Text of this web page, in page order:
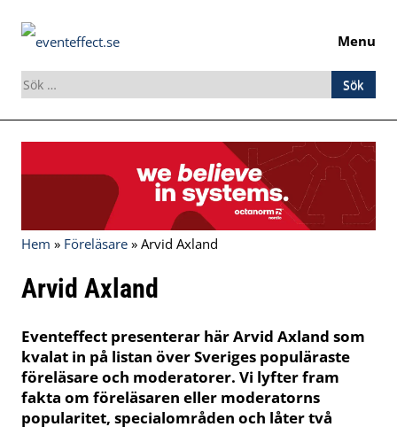
Menu
Sök
efter:
Hem » Föreläsare » Arvid Axland
Arvid Axland
Eventeffect presenterar här Arvid Axland som
kvalat in på listan över Sveriges populäraste
föreläsare och moderatorer. Vi lyfter fram
fakta om föreläsaren eller moderatorns
popularitet, specialområden och låter två